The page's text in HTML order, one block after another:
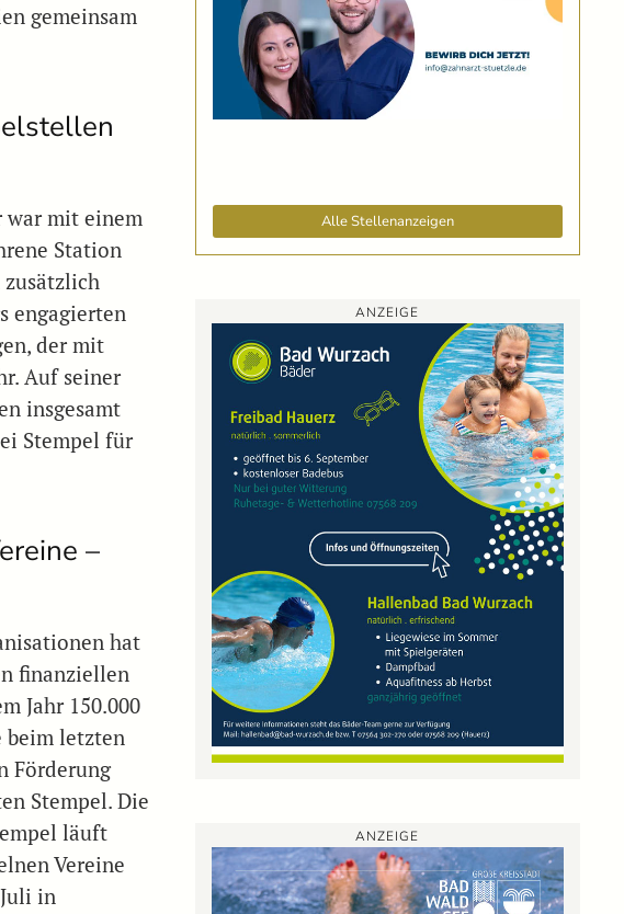
gemeinsam
war mit einem
Station
zusätzlich
engagierten
der mit
Auf seiner
insgesamt
Stempel für
–
hat
finanziellen
Jahr 150.000
beim letzten
Förderung
Stempel. Die
läuft
Vereine
in
Alle Stellenanzeigen
ANZEIGE
ANZEIGE